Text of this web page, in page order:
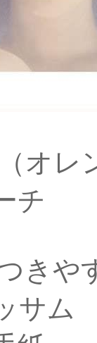
（オ
チ
きや
サム